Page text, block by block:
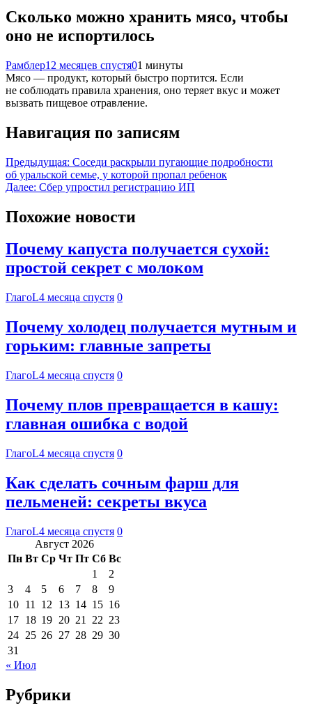
Сколько можно хранить мясо, чтобы
оно не испортилось
Рамблер12 месяцев спустя01 минуты
Мясо — продукт, который быстро портится. Если
не соблюдать правила хранения, оно теряет вкус и может
вызвать пищевое отравление.
Навигация по записям
Предыдущая: Соседи раскрыли пугающие подробности
об уральской семье, у которой пропал ребенок
Далее: Сбер упростил регистрацию ИП
Похожие новости
Почему капуста получается сухой:
простой секрет с молоком
ГлагоL4 месяца спустя 0
Почему холодец получается мутным и
горьким: главные запреты
ГлагоL4 месяца спустя 0
Почему плов превращается в кашу:
главная ошибка с водой
ГлагоL4 месяца спустя 0
Как сделать сочным фарш для
пельменей: секреты вкуса
ГлагоL4 месяца спустя 0
Август 2026
Пн Вт Ср Чт Пт Сб Вс
1
2
3
4 5 6 7 8
9
10 11 12 13 14 15 16
17 18 19 20 21 22 23
24 25 26 27 28 29 30
31
« Июл
Рубрики